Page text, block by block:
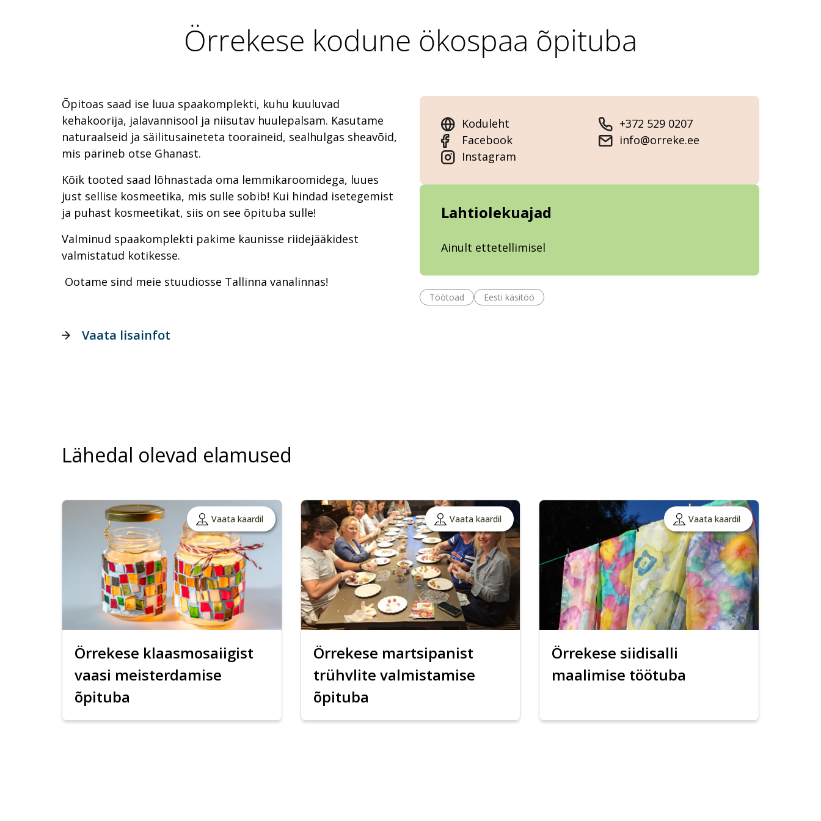
Örrekese kodune ökospaa õpituba
Õpitoas saad ise luua spaakomplekti, kuhu kuuluvad
kehakoorija, jalavannisool ja niisutav huulepalsam. Kasutame
naturaalseid ja säilitusaineteta tooraineid, sealhulgas sheavõid,
mis pärineb otse Ghanast.
Kõik tooted saad lõhnastada oma lemmikaroomidega, luues
just sellise kosmeetika, mis sulle sobib! Kui hindad isetegemist
ja puhast kosmeetikat, siis on see õpituba sulle!
Valminud spaakomplekti pakime kaunisse riidejääkidest
valmistatud kotikesse.
Ootame sind meie stuudiosse Tallinna vanalinnas!
Koduleht
Facebook
Instagram
+372 529 0207
info@orreke.ee
Lahtiolekuajad
Ainult ettetellimisel
Töötoad Eesti käsitöö
Vaata lisainfot
Lähedal olevad elamused
Vaata kaardil
Örrekese klaasmosaiigist
vaasi meisterdamise
õpituba
Vaata kaardil
Örrekese martsipanist
trühvlite valmistamise
õpituba
Vaata kaardil
Örrekese siidisalli
maalimise töötuba